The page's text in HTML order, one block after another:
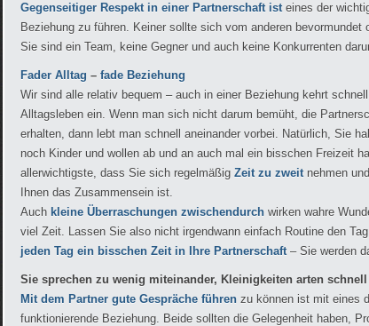
Gegenseitiger Respekt in einer Partnerschaft isteines der
Beziehung zu führen. Keiner sollte sich vom anderen bevormundet
Sie sind ein Team, keine Gegner und auch keine Konkurrenten
Fader Alltag – fade Beziehung
Wir sind alle relativ bequem – auch in einer Beziehung kehrt
Alltagsleben ein. Wenn man sich nicht darum bemüht, die
erhalten, dann lebt man schnell aneinander vorbei. Natürlich, Sie
noch Kinder und wollen ab und an auch mal ein bisschen Freizeit
allerwichtigste, dass Sie sich regelmäßig Zeit zu zweitnehmen
Ihnen das Zusammensein ist.
Auch kleine Überraschungen zwischendurch wirken wahre
viel Zeit. Lassen Sie also nicht irgendwann einfach Routine den
jeden Tag ein bisschen Zeit in Ihre Partnerschaft– Sie werden
Sie sprechen zu wenig miteinander, Kleinigkeiten arten
Mit dem Partner gute Gespräche führen zu können ist mit eines
funktionierende Beziehung. Beide sollten die Gelegenheit haben,